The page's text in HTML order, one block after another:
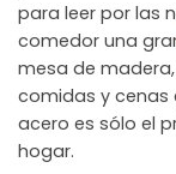
para leer por las
comedor una
mesa de
comidas y cenas
acero es sólo el
hogar.